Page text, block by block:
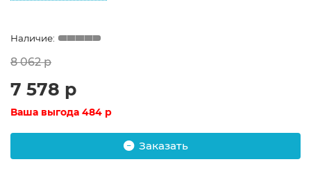
8 062 р
7 578 р
Ваша выгода 484 р
Заказать